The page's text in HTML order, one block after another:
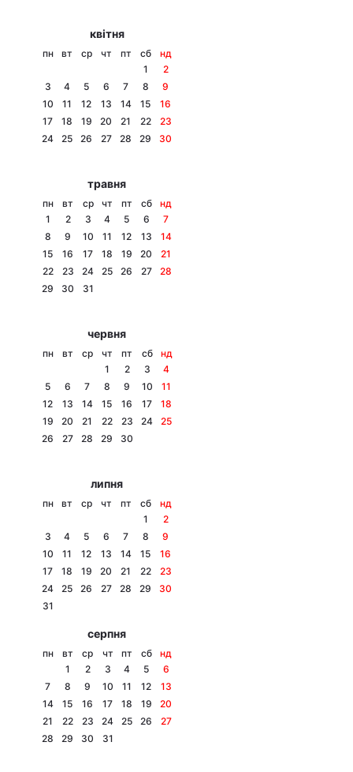
Головна
Економіка
Спорт
Техно і зв'язок
Цікавинки
Екологія
Інтерв'ю
Архів
Контакти
квітня
пн вт ср чт пт сб
нд
1
2
3
4 5 6 7 8
9
10
11 12 13 14 15
16
17
18 19 20 21 22
23
24
25 26 27 28 29 30
травня
пн вт ср чт пт сб
нд
1
2 3 4 5 6
7
8
9 10 11 12 13
14
15
16 17 18 19 20
21
22
23 24 25 26 27
28
29
30 31
червня
пн вт ср чт пт сб
нд
1
2 3
4
5
6 7 8 9 10
11
12
13 14 15 16 17
18
19
20 21 22 23 24
25
26
27 28 29 30
липня
пн вт ср чт пт сб
нд
1
2
3
4 5 6 7 8
9
10
11 12 13 14 15
16
17
18 19 20 21 22
23
24
25 26 27 28 29
30
31
серпня
пн вт ср чт пт сб
нд
1
2 3 4 5
6
7
8 9 10 11 12
13
14
15 16 17 18 19
20
21
22 23 24 25 26
27
28
29 30 31